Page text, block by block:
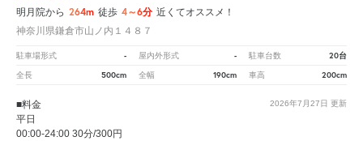
明月院から 264m 徒歩 4～6分 近くてオススメ！
神奈川県鎌倉市山ノ内１４８７
駐車場形式 - 屋内外形式 - 駐車台数 20台
全長 500cm 全幅 190cm 車高 200cm
2026年7月27日 更新
■料金
平日
00:00-24:00 30分/300円